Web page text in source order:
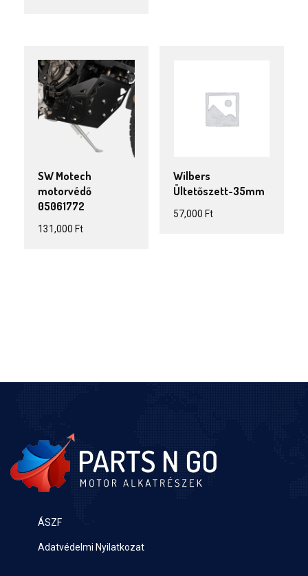
SW Motech
motorvédő
05061772
131,000 Ft
Wilbers
Ültetőszett-35mm
57,000 Ft
ÁSZF
Adatvédelmi Nyilatkozat